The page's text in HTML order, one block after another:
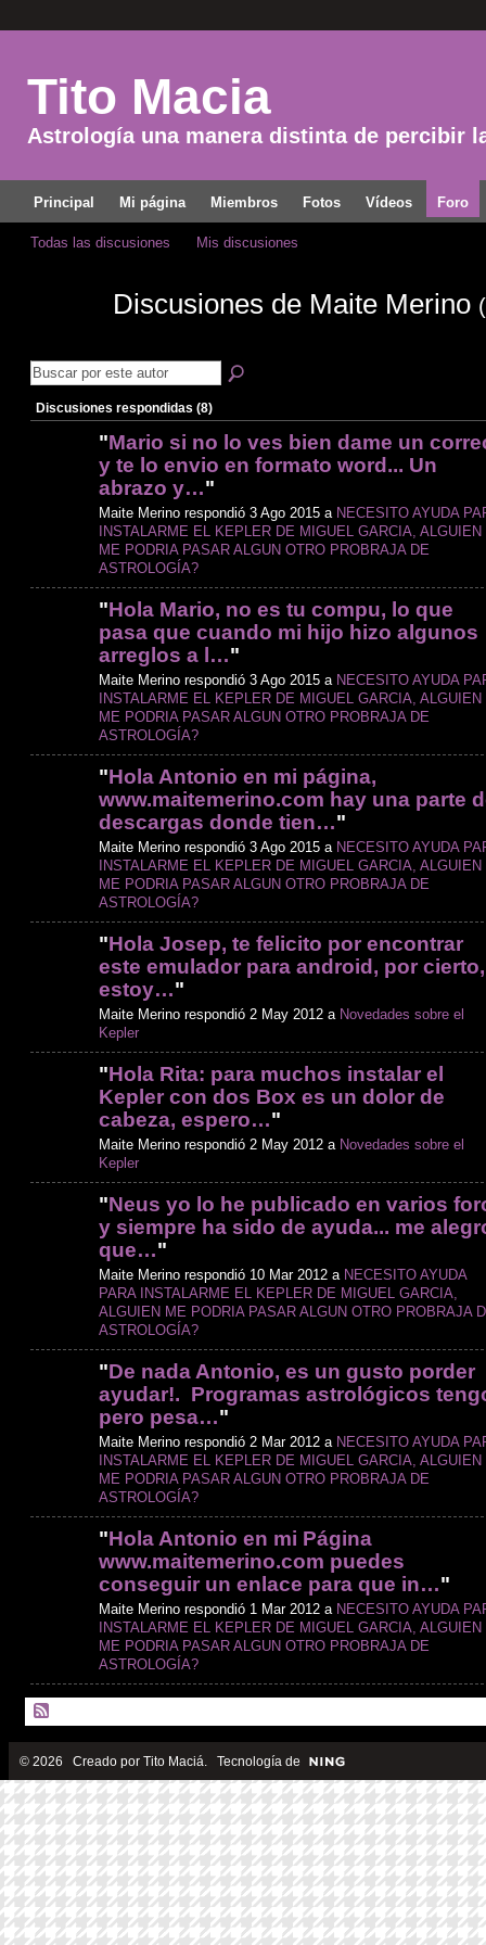
Tito Macia
Astrología una manera distinta de percibir
Principal Mi página Miembros Fotos Vídeos Foro
Todas las discusiones Mis discusiones
Discusiones de Maite Merino
Discusiones respondidas (8)
"Mario si no lo ves bien dame un
y te lo envio en formato word... Un
abrazo y…"
Maite Merino respondió 3 Ago 2015 a NECESITO AYUDA
INSTALARME EL KEPLER DE MIGUEL GARCIA, ALGUIEN
ME PODRIA PASAR ALGUN OTRO PROBRAJA DE
ASTROLOGÍA?
"Hola Mario, no es tu compu, lo que
pasa que cuando mi hijo hizo algunos
arreglos a l…"
Maite Merino respondió 3 Ago 2015 a NECESITO AYUDA
INSTALARME EL KEPLER DE MIGUEL GARCIA, ALGUIEN
ME PODRIA PASAR ALGUN OTRO PROBRAJA DE
ASTROLOGÍA?
"Hola Antonio en mi página,
www.maitemerino.com hay una parte
descargas donde tien…"
Maite Merino respondió 3 Ago 2015 a NECESITO AYUDA
INSTALARME EL KEPLER DE MIGUEL GARCIA, ALGUIEN
ME PODRIA PASAR ALGUN OTRO PROBRAJA DE
ASTROLOGÍA?
"Hola Josep, te felicito por encontrar
este emulador para android, por cierto,
estoy…"
Maite Merino respondió 2 May 2012 a Novedades sobre el
Kepler
"Hola Rita: para muchos instalar el
Kepler con dos Box es un dolor de
cabeza, espero…"
Maite Merino respondió 2 May 2012 a Novedades sobre el
Kepler
"Neus yo lo he publicado en varios
y siempre ha sido de ayuda... me
que…"
Maite Merino respondió 10 Mar 2012 a NECESITO AYUDA
PARA INSTALARME EL KEPLER DE MIGUEL GARCIA,
ALGUIEN ME PODRIA PASAR ALGUN OTRO PROBRAJA
ASTROLOGÍA?
"De nada Antonio, es un gusto porder
ayudar!. Programas astrológicos
pero pesa…"
Maite Merino respondió 2 Mar 2012 a NECESITO AYUDA
INSTALARME EL KEPLER DE MIGUEL GARCIA, ALGUIEN
ME PODRIA PASAR ALGUN OTRO PROBRAJA DE
ASTROLOGÍA?
"Hola Antonio en mi Página
www.maitemerino.com puedes
conseguir un enlace para que in…"
Maite Merino respondió 1 Mar 2012 a NECESITO AYUDA
INSTALARME EL KEPLER DE MIGUEL GARCIA, ALGUIEN
ME PODRIA PASAR ALGUN OTRO PROBRAJA DE
ASTROLOGÍA?
© 2026 Creado por Tito Maciá. Tecnología de